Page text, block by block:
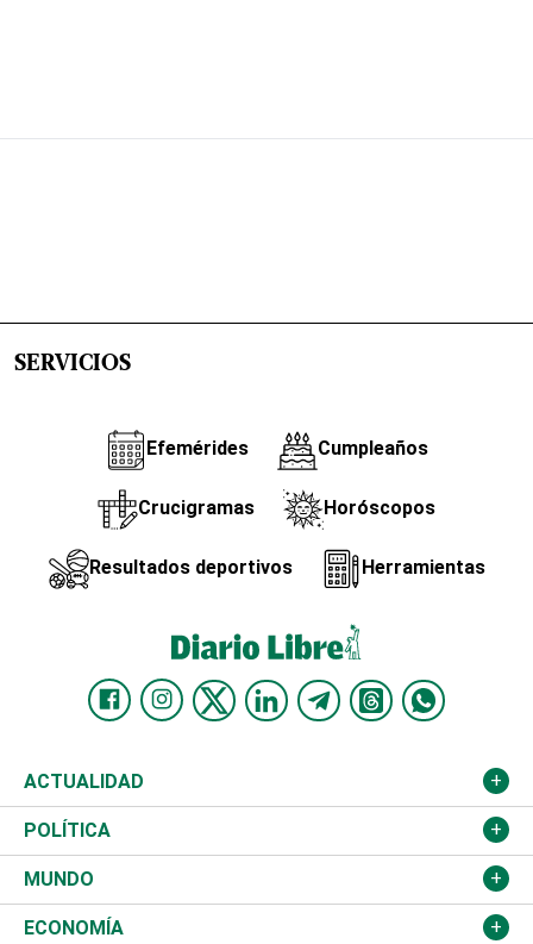
SERVICIOS
Efemérides Cumpleaños
Crucigramas Horóscopos
Resultados deportivos Herramientas
ACTUALIDAD
Nacional
Ciudad
Educación
POLÍTICA
Partidos
JCE
MUNDO
Estados Unidos
ECONOMÍA